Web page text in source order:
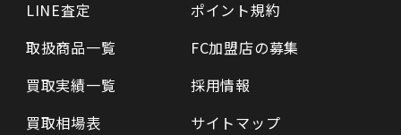
LINE査定
取扱商品一覧
買取実績一覧
買取相場表
ポイント規約
FC加盟店の募集
採用情報
サイトマップ